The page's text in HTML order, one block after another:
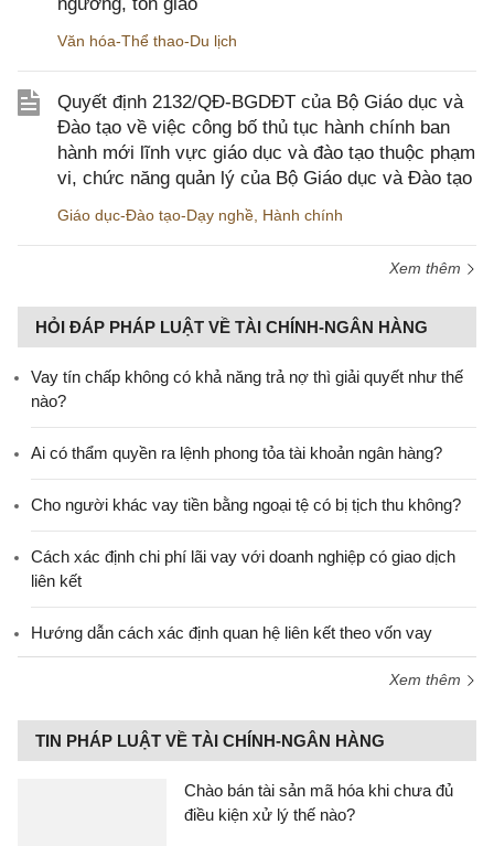
Văn hóa-Thể thao-Du lịch
Quyết định 2132/QĐ-BGDĐT của Bộ Giáo dục và
Đào tạo về việc công bố thủ tục hành chính ban
hành mới lĩnh vực giáo dục và đào tạo thuộc phạm
vi, chức năng quản lý của Bộ Giáo dục và Đào tạo
Giáo dục-Đào tạo-Dạy nghề Hành chính
Xem thêm
HỎI ĐÁP PHÁP LUẬT VỀ TÀI CHÍNH-NGÂN HÀNG
Vay tín chấp không có khả năng trả nợ thì giải quyết như thế
nào?
Ai có thẩm quyền ra lệnh phong tỏa tài khoản ngân hàng?
Cho người khác vay tiền bằng ngoại tệ có bị tịch thu không?
Cách xác định chi phí lãi vay với doanh nghiệp có giao dịch
liên kết
Hướng dẫn cách xác định quan hệ liên kết theo vốn vay
Xem thêm
TIN PHÁP LUẬT VỀ TÀI CHÍNH-NGÂN HÀNG
Chào bán tài sản mã hóa khi chưa đủ
điều kiện xử lý thế nào?